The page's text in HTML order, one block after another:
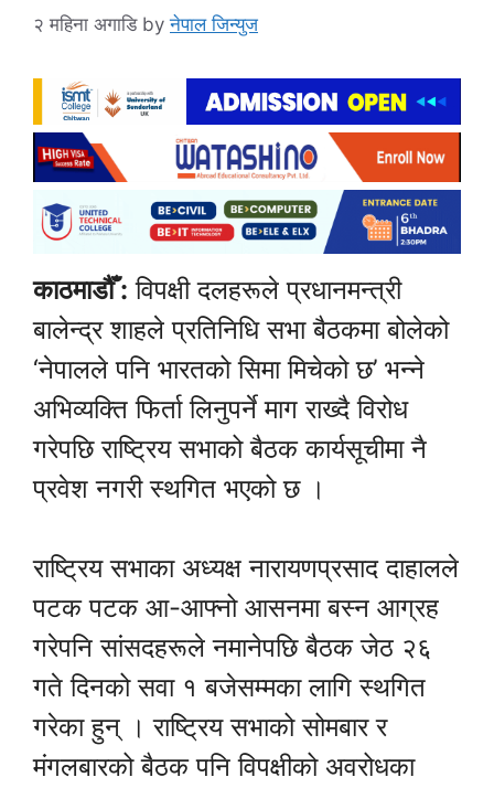
२ महिना अगाडि byनेपाल जिन्युज
काठमाडौँ : विपक्षी दलहरूले प्रधानमन्त्री
बालेन्द्र शाहले प्रतिनिधि सभा बैठकमा बोलेको
‘नेपालले पनि भारतको सिमा मिचेको छ’ भन्ने
अभिव्यक्ति फिर्ता लिनुपर्ने माग राख्दै विरोध
गरेपछि राष्ट्रिय सभाको बैठक कार्यसूचीमा नै
प्रवेश नगरी स्थगित भएको छ ।
राष्ट्रिय सभाका अध्यक्ष नारायणप्रसाद दाहालले
पटक पटक आ-आफ्नो आसनमा बस्न आग्रह
गरेपनि सांसदहरूले नमानेपछि बैठक जेठ २६
गते दिनको सवा १ बजेसम्मका लागि स्थगित
गरेका हुन् । राष्ट्रिय सभाको सोमबार र
मंगलबारको बैठक पनि विपक्षीको अवरोधका